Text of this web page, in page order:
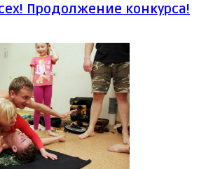
Продолжение конкурса!